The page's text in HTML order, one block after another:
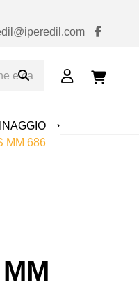
MM 686